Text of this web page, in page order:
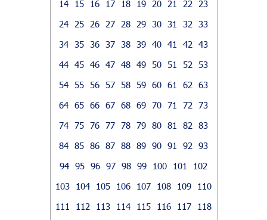
14
15 16 17 18 19 20 21 22
23
24
25 26 27 28 29 30 31 32
33
34 35 36 37 38 39 40 41 42
43
44 45 46 47 48 49 50 51 52
53
54 55 56 57 58 59 60 61 62
63
64 65 66 67 68 69 70 71 72
73
74 75 76 77 78 79 80 81 82
83
84 85 86 87 88 89 90 91 92
93
94 95 96 97 98 99 100 101
102
103
104 105 106 107 108 109
110
111
112 113 114 115 116 117
118